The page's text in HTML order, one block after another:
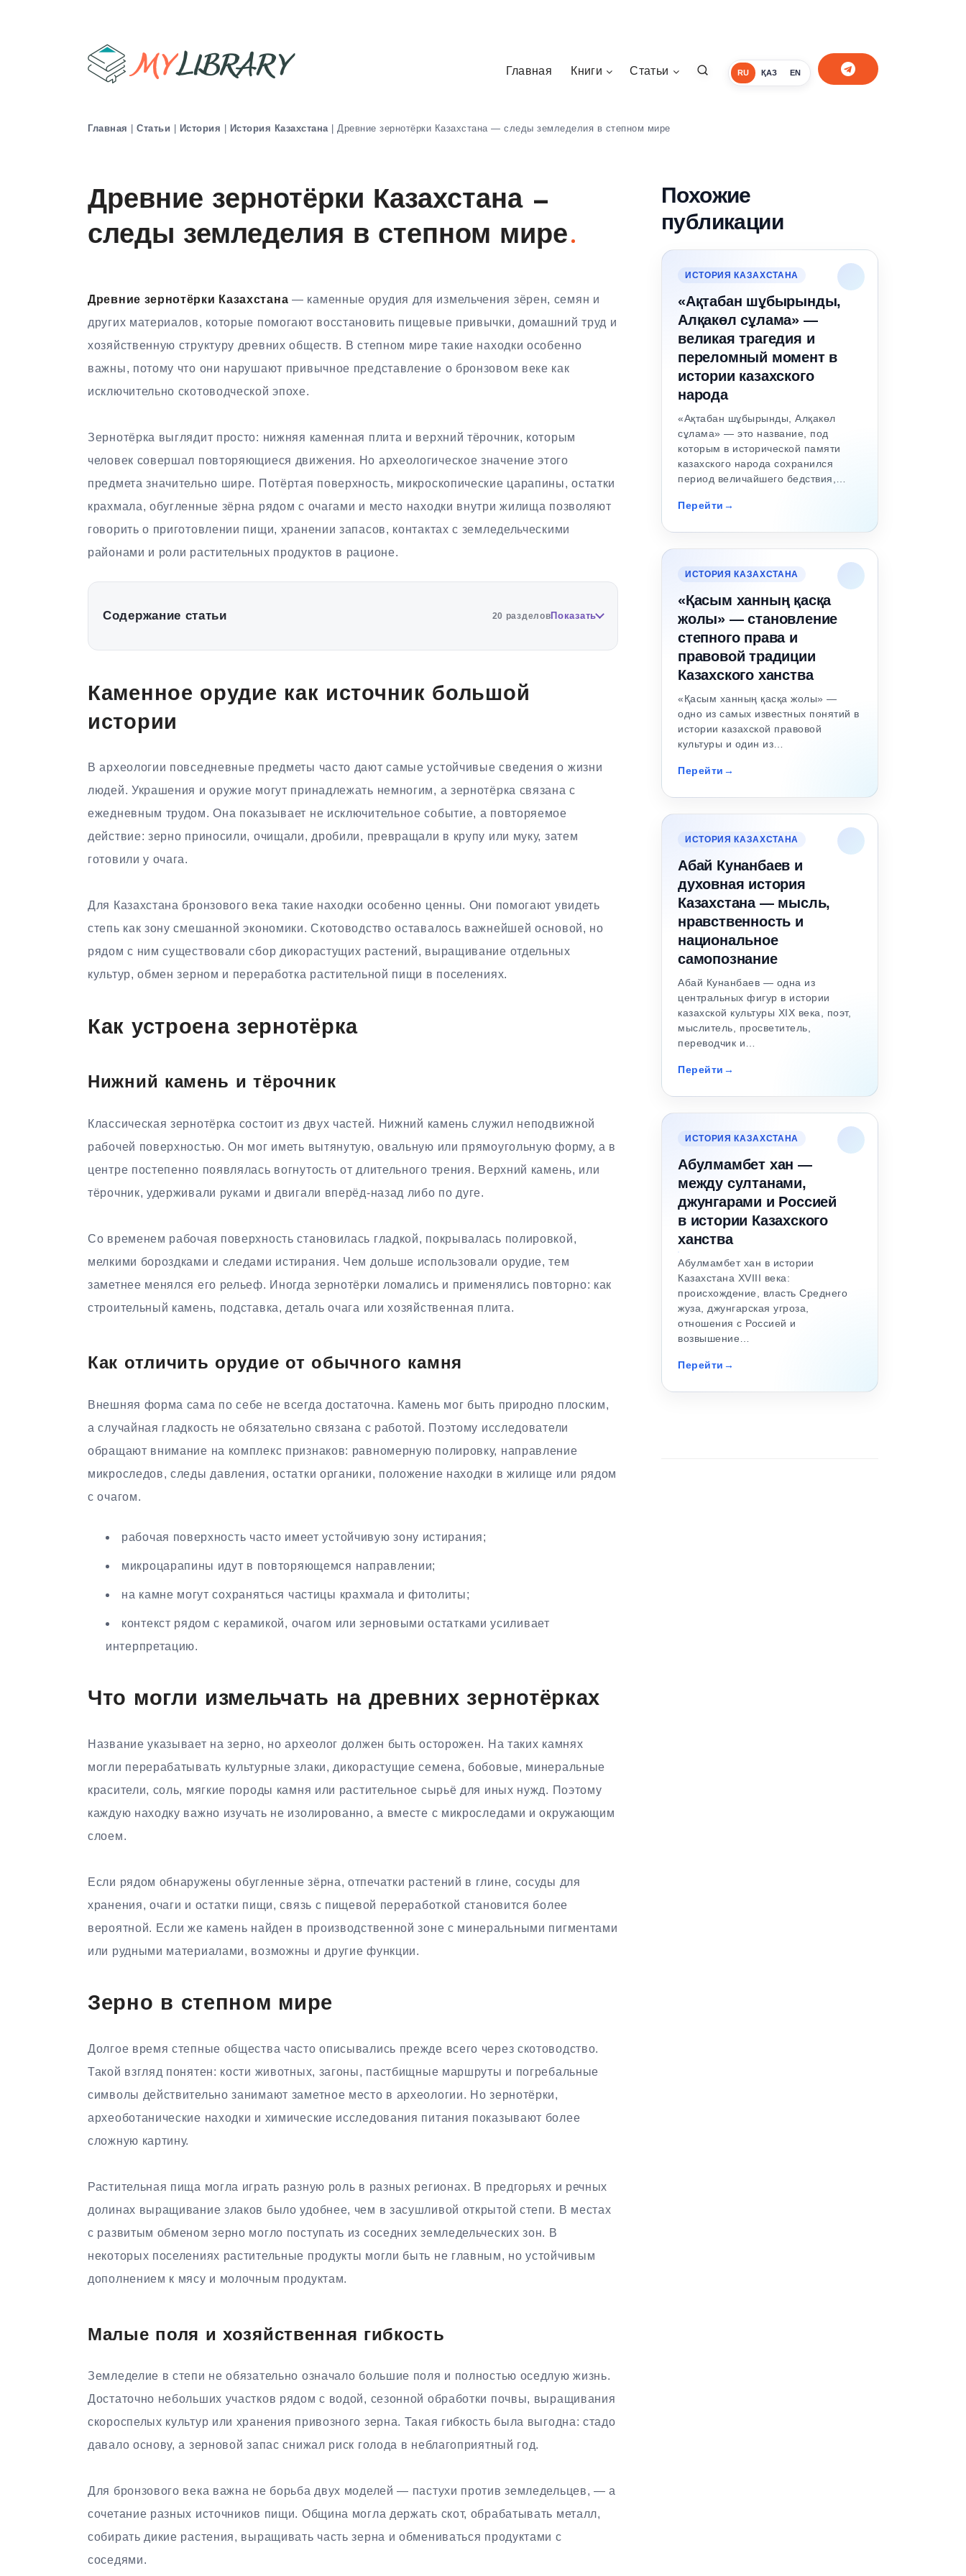
RU ҚАЗ EN
Главная Книги Статьи
Главная | Статьи | История | История Казахстана | Древние зернотёрки Казахстана — следы земледелия в степном мире
Древние зернотёрки Казахстана —
следы земледелия в степном мире
Древние зернотёрки Казахстана — каменные орудия для измельчения зёрен, семян и
других материалов, которые помогают восстановить пищевые привычки, домашний труд и
хозяйственную структуру древних обществ. В степном мире такие находки особенно
важны, потому что они нарушают привычное представление о бронзовом веке как
исключительно скотоводческой эпохе.
Зернотёрка выглядит просто: нижняя каменная плита и верхний тёрочник, которым
человек совершал повторяющиеся движения. Но археологическое значение этого
предмета значительно шире. Потёртая поверхность, микроскопические царапины, остатки
крахмала, обугленные зёрна рядом с очагами и место находки внутри жилища позволяют
говорить о приготовлении пищи, хранении запасов, контактах с земледельческими
районами и роли растительных продуктов в рационе.
Содержание статьи 20 разделовПоказать
Каменное орудие как источник большой
истории
В археологии повседневные предметы часто дают самые устойчивые сведения о жизни
людей. Украшения и оружие могут принадлежать немногим, а зернотёрка связана с
ежедневным трудом. Она показывает не исключительное событие, а повторяемое
действие: зерно приносили, очищали, дробили, превращали в крупу или муку, затем
готовили у очага.
Для Казахстана бронзового века такие находки особенно ценны. Они помогают увидеть
степь как зону смешанной экономики. Скотоводство оставалось важнейшей основой, но
рядом с ним существовали сбор дикорастущих растений, выращивание отдельных
культур, обмен зерном и переработка растительной пищи в поселениях.
Как устроена зернотёрка
Нижний камень и тёрочник
Классическая зернотёрка состоит из двух частей. Нижний камень служил неподвижной
рабочей поверхностью. Он мог иметь вытянутую, овальную или прямоугольную форму, а в
центре постепенно появлялась вогнутость от длительного трения. Верхний камень, или
тёрочник, удерживали руками и двигали вперёд-назад либо по дуге.
Со временем рабочая поверхность становилась гладкой, покрывалась полировкой,
мелкими бороздками и следами истирания. Чем дольше использовали орудие, тем
заметнее менялся его рельеф. Иногда зернотёрки ломались и применялись повторно: как
строительный камень, подставка, деталь очага или хозяйственная плита.
Как отличить орудие от обычного камня
Внешняя форма сама по себе не всегда достаточна. Камень мог быть природно плоским,
а случайная гладкость не обязательно связана с работой. Поэтому исследователи
обращают внимание на комплекс признаков: равномерную полировку, направление
микроследов, следы давления, остатки органики, положение находки в жилище или рядом
с очагом.
рабочая поверхность часто имеет устойчивую зону истирания;
микроцарапины идут в повторяющемся направлении;
на камне могут сохраняться частицы крахмала и фитолиты;
контекст рядом с керамикой, очагом или зерновыми остатками усиливает
интерпретацию.
Что могли измельчать на древних зернотёрках
Название указывает на зерно, но археолог должен быть осторожен. На таких камнях
могли перерабатывать культурные злаки, дикорастущие семена, бобовые, минеральные
красители, соль, мягкие породы камня или растительное сырьё для иных нужд. Поэтому
каждую находку важно изучать не изолированно, а вместе с микроследами и окружающим
слоем.
Если рядом обнаружены обугленные зёрна, отпечатки растений в глине, сосуды для
хранения, очаги и остатки пищи, связь с пищевой переработкой становится более
вероятной. Если же камень найден в производственной зоне с минеральными пигментами
или рудными материалами, возможны и другие функции.
Зерно в степном мире
Долгое время степные общества часто описывались прежде всего через скотоводство.
Такой взгляд понятен: кости животных, загоны, пастбищные маршруты и погребальные
символы действительно занимают заметное место в археологии. Но зернотёрки,
археоботанические находки и химические исследования питания показывают более
сложную картину.
Растительная пища могла играть разную роль в разных регионах. В предгорьях и речных
долинах выращивание злаков было удобнее, чем в засушливой открытой степи. В местах
с развитым обменом зерно могло поступать из соседних земледельческих зон. В
некоторых поселениях растительные продукты могли быть не главным, но устойчивым
дополнением к мясу и молочным продуктам.
Малые поля и хозяйственная гибкость
Земледелие в степи не обязательно означало большие поля и полностью оседлую жизнь.
Достаточно небольших участков рядом с водой, сезонной обработки почвы, выращивания
скороспелых культур или хранения привозного зерна. Такая гибкость была выгодна: стадо
давало основу, а зерновой запас снижал риск голода в неблагоприятный год.
Для бронзового века важна не борьба двух моделей — пастухи против земледельцев, — а
сочетание разных источников пищи. Община могла держать скот, обрабатывать металл,
собирать дикие растения, выращивать часть зерна и обмениваться продуктами с
соседями.
Похожие
публикации
ИСТОРИЯ КАЗАХСТАНА
«Ақтабан шұбырынды,
Алқакөл сұлама» —
великая трагедия и
переломный момент в
истории казахского
народа
«Ақтабан шұбырынды, Алқакөл
сұлама» — это название, под
которым в исторической памяти
казахского народа сохранился
период величайшего бедствия,…
Перейти
ИСТОРИЯ КАЗАХСТАНА
«Қасым ханның қасқа
жолы» — становление
степного права и
правовой традиции
Казахского ханства
«Қасым ханның қасқа жолы» —
одно из самых известных понятий в
истории казахской правовой
культуры и один из…
Перейти
ИСТОРИЯ КАЗАХСТАНА
Абай Кунанбаев и
духовная история
Казахстана — мысль,
нравственность и
национальное
самопознание
Абай Кунанбаев — одна из
центральных фигур в истории
казахской культуры XIX века, поэт,
мыслитель, просветитель,
переводчик и…
Перейти
ИСТОРИЯ КАЗАХСТАНА
Абулмамбет хан —
между султанами,
джунгарами и Россией
в истории Казахского
ханства
Абулмамбет хан в истории
Казахстана XVIII века:
происхождение, власть Среднего
жуза, джунгарская угроза,
отношения с Россией и
возвышение…
Перейти